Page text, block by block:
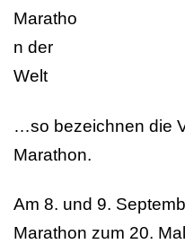
Maratho
n der
Welt
…so bezeichnen die
Marathon.
Am 8. und 9.
Marathon zum 20.